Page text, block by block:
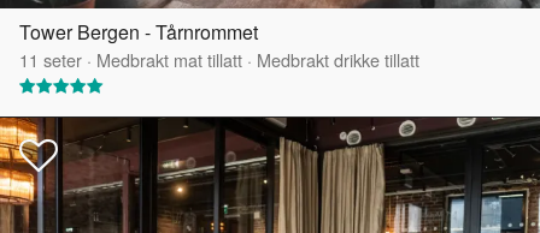
Tower Bergen - Tårnrommet
11 seter · Medbrakt mat tillatt · Medbrakt drikke tillatt